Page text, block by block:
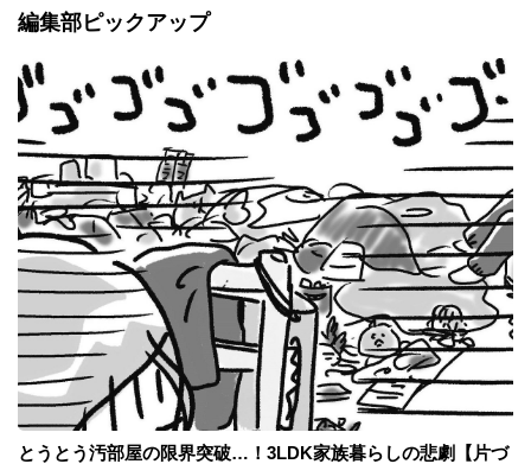
編集部ピックアップ
とうとう汚部屋の限界突破…！3LDK家族暮らしの悲劇【片づ